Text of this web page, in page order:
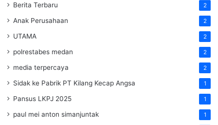
Berita Terbaru 2
Anak Perusahaan 2
UTAMA 2
polrestabes medan 2
media terpercaya 2
Sidak ke Pabrik PT Kilang Kecap Angsa 1
Pansus LKPJ 2025 1
paul mei anton simanjuntak 1